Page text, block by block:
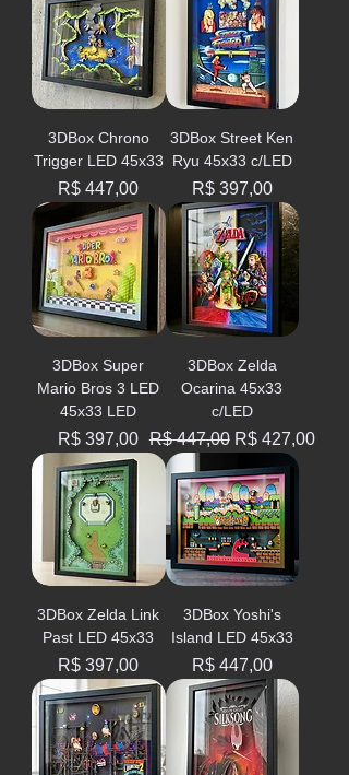
3DBox Chrono
Trigger LED 45x33
Preço
R$ 447,00
3DBox Street Ken
Ryu 45x33 c/LED
Preço
R$ 397,00
3DBox Super
Mario Bros 3 LED
45x33 LED
Preço
R$ 397,00
3DBox Zelda
Ocarina 45x33
c/LED
Preço normal
R$ 447,00 Preço
R$ 427,00
3DBox Zelda Link
Past LED 45x33
Preço
R$ 397,00
3DBox Yoshi's
Island LED 45x33
Preço
R$ 447,00